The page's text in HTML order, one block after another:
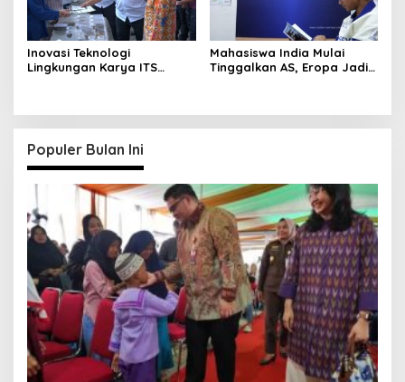
Inovasi Teknologi
Lingkungan Karya ITS
Mahasiswa India Mulai
Tinggalkan AS, Eropa Jadi
Populer Bulan Ini